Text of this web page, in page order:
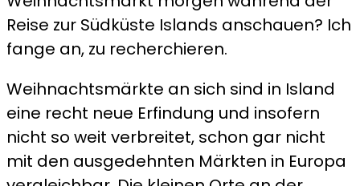
Reise zur Südküste Islands anschauen? Ich
fange an, zu recherchieren.
Weihnachtsmärkte an sich sind in Island
eine recht neue Erfindung und insofern
nicht so weit verbreitet, schon gar nicht
mit den ausgedehnten Märkten in Europa